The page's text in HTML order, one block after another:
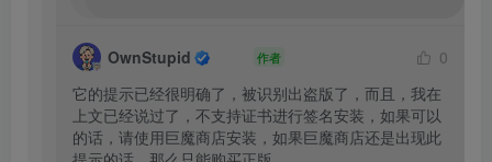
OwnStupid 作者
0
它的提示已经很明确了，被识别出盗版了，而且，我在
上文已经说过了，不支持证书进行签名安装，如果可以
的话，请使用巨魔商店安装，如果巨魔商店还是出现此